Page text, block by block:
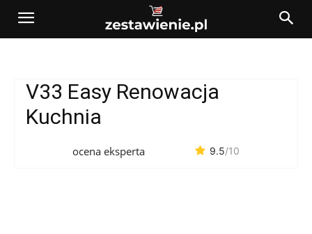
V33 Easy Renowacja
Kuchnia
ocena eksperta 9.5/10